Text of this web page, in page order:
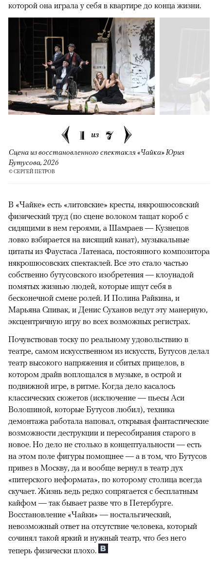
которой она играла у себя в квартире до конца жизни.
1 из 7
Сцена из восстановленного спектакля «Чайка» Юрия
Бутусова, 2026
© СЕРГЕЙ ПЕТРОВ
В «Чайке» есть «литовские» кресты, някрошюсовский
физический труд (по сцене волоком тащат короб с
сидящими в нем героями, а Шамраев — Кузнецов
ловко взбирается на висящий канат), музыкальные
цитаты из Фаустаса Латенаса, постоянного композитора
някрошюсовских спектаклей. Все это стало частью
собственно бутусовского изобретения — клоунадой
помятых жизнью людей, которые ищут себя в
бесконечной смене ролей. И Полина Райкина, и
Марьяна Спивак, и Денис Суханов ведут эту манерную,
эксцентричную игру во всех возможных регистрах.
Почувствовав тоску по реальному удовольствию в
театре, самом искусственном из искусств, Бутусов делал
театр высокого напряжения и сбитых прицелов, в
котором драйв воплощался в музыке, в острой и
подвижной игре, в ритме. Когда дело касалось
классических сюжетов (исключение — пьесы Аси
Волошиной, которые Бутусов любил), техника
демонтажа работала наповал, открывая фантастические
возможности деструкции и пересобирания старого в
новое. Но дело не столько в концептуальности — есть
на этом поле фигуры помощнее — а в том, что Бутусов
привез в Москву, да и вообще вернул в театр дух
«питерского неформата», по которому столица всегда
скучает. Жизнь ведь редко сопрягается с бесплатным
кайфом — так бывает разве что в Петербурге.
Восстановление «Чайки» — ностальгический,
невозможный ответ на отсутствие человека, который
сочинял такой яркий и нужный театр, что без него
теперь физически плохо.